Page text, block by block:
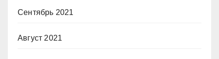
Сентябрь 2021
Август 2021